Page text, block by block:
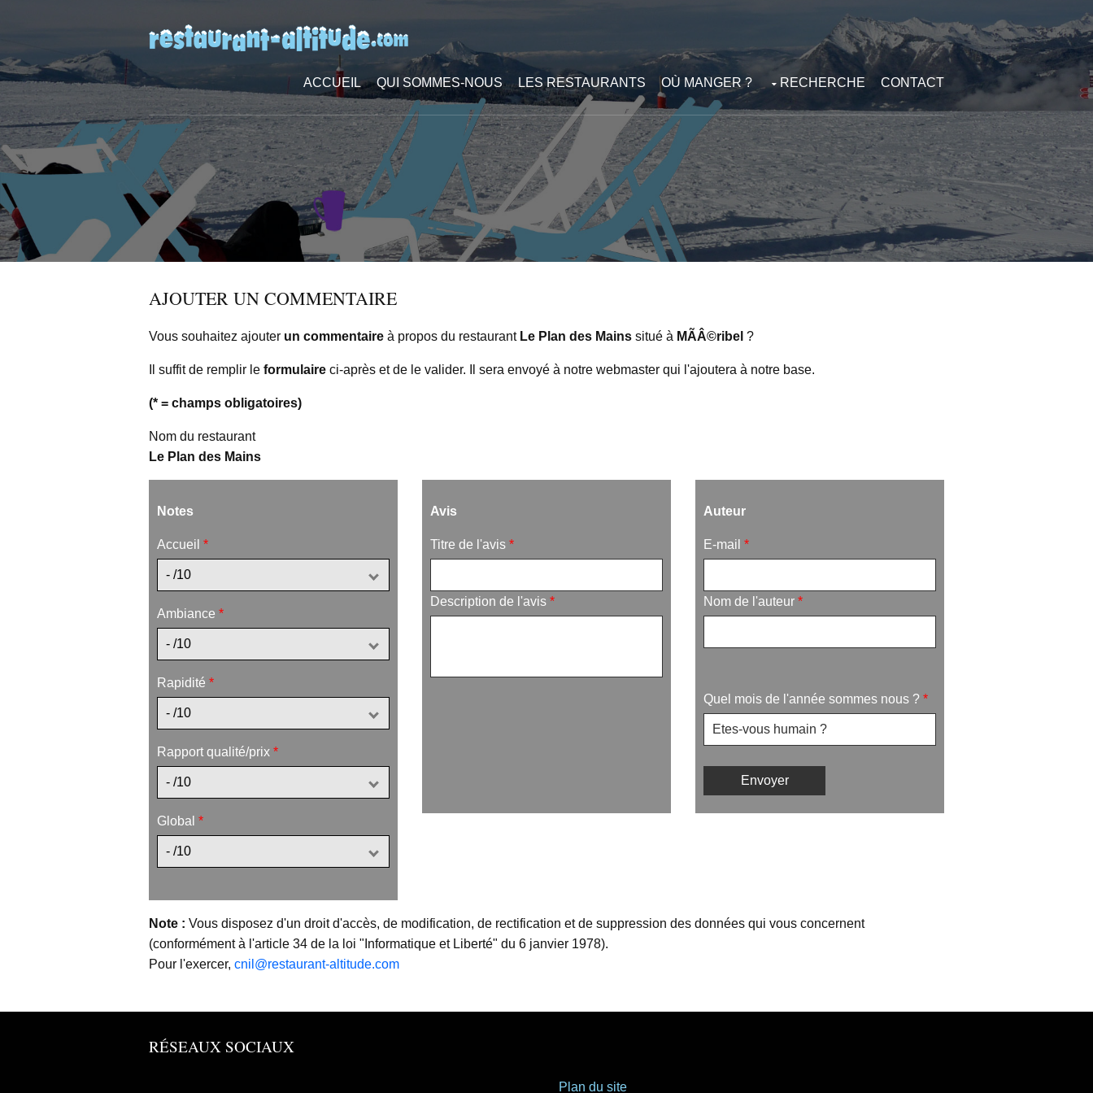
ACCUEIL QUI SOMMES-NOUS LES RESTAURANTS OÙ MANGER ? RECHERCHE CONTACT
AJOUTER UN COMMENTAIRE
Vous souhaitez ajouter un commentaire à propos du restaurant Le Plan des Mains situé à MÃÂ©ribel ?
Il suffit de remplir le formulaire ci-après et de le valider. Il sera envoyé à notre webmaster qui l'ajoutera à notre base.
(* = champs obligatoires)
Nom du restaurant
Le Plan des Mains
Notes
Accueil *
Ambiance *
Rapidité *
Rapport qualité/prix *
Global *
Avis
Titre de l'avis *
Description de l'avis *
Auteur
E-mail *
Nom de l'auteur *
Quel mois de l'année sommes nous ? *
Note : Vous disposez d'un droit d'accès, de modification, de rectification et de suppression des données qui vous concernent
(conformément à l'article 34 de la loi "Informatique et Liberté" du 6 janvier 1978).
Pour l'exercer, cnil@restaurant-altitude.com
RÉSEAUX SOCIAUX
Plan du site